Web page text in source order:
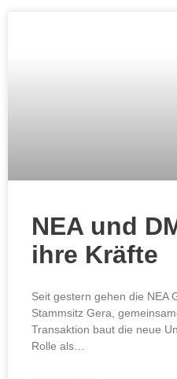
NEA und
ihre Kräfte
Seit gestern gehen die NEA
Stammsitz Gera,
Transaktion baut die neue
Rolle als…